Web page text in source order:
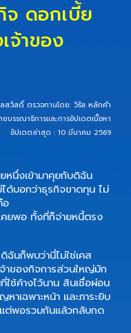
จ ดอกเบี้ย
จ้าของ
สวัสดิ์ตรวจทานโดย: วิรัช หลักคำ
ยบรรณาธิการและการอัปเดตเนื้อหา
อัปเดตล่าสุด : 10 มีนาคม 2569
หนึ่งเข้ามาคุยกับดิฉัน
ด้บอกว่าธุรกิจขาดทุน ไม่
อ
คยพอ ทั้งที่ก็จ่ายหนี้ตรง
ฉันก็พบว่านี่ไม่ใช่เคส
าของกิจการส่วนใหญ่มัก
ช้ค้างไว้นาน สินเชื่อผ่อน
าเฉพาะหน้า และภาระยิบ
ต่พอรวมกันแล้วกลับกด